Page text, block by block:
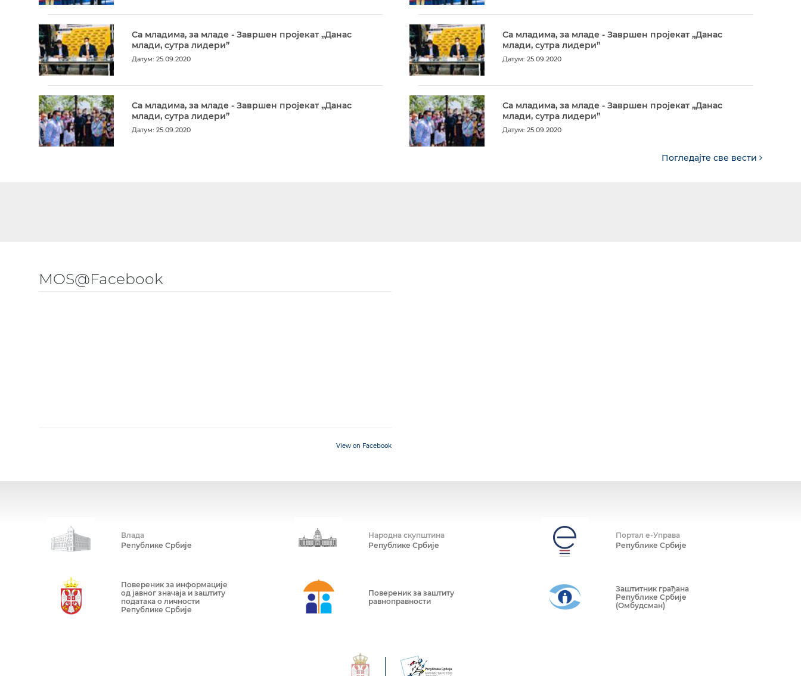
Са младима, за младе - Завршен пројекат „Данас
млади, сутра лидери”
Датум: 25.09.2020
Са младима, за младе - Завршен пројекат „Данас
млади, сутра лидери”
Датум: 25.09.2020
Са младима, за младе - Завршен пројекат „Данас
млади, сутра лидери”
Датум: 25.09.2020
Са младима, за младе - Завршен пројекат „Данас
млади, сутра лидери”
Датум: 25.09.2020
Погледајте све вести
MOS@Facebook
View on Facebook
Влада
Републике Србије
Народна скупштина
Републике Србије
Портал е-Управа
Републике Србије
Повереник за информације
од јавног значаја и заштиту
података о личности
Републике Србије
Повереник за заштиту
равноправности
Заштитник грађана
Републике Србије
(Омбудсман)